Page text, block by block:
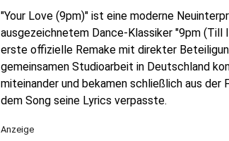
"Your Love (9pm)" ist eine moderne
ausgezeichnetem Dance-Klassiker "9pm (Till
erste offizielle Remake mit direkter
gemeinsamen Studioarbeit in Deutschland
miteinander und bekamen schließlich aus
dem Song seine Lyrics verpasste.
Anzeige